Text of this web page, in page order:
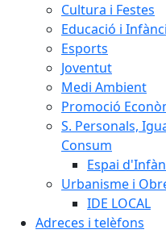
Cultura i Festes
Educació i
Esports
Joventut
Medi Ambient
Promoció
S. Personals,
Consum
Espai
Urbanisme i
IDE LOCAL
Adreces i telèfons